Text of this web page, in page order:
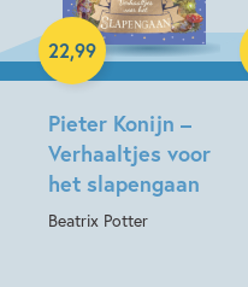
Pieter Konijn –
Verhaaltjes voor
het slapengaan
Beatrix Potter
22,99
Hardcover